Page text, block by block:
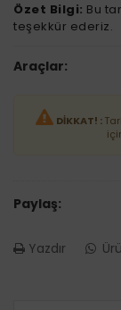
Özet Bilgi: Bu
teşekkür ederiz.
Araçlar:
DİKKAT! :
Paylaş:
Yazdır